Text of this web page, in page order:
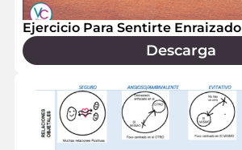
Ejercicio Para Sentirte Enraizado
Descarga